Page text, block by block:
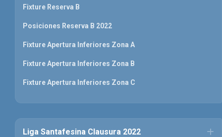
Fixture Reserva B
Posiciones Reserva B 2022
Fixture Apertura Inferiores Zona A
Fixture Apertura Inferiores Zona B
Fixture Apertura Inferiores Zona C
Liga Santafesina Clausura 2022